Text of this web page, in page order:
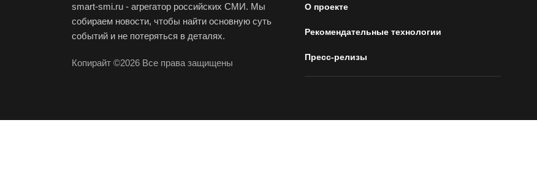
smart-smi.ru - агрегатор российских СМИ. Мы
собираем новости, чтобы найти основную суть
событий и не потеряться в деталях.
Копирайт ©2026 Все права защищены
О проекте
Рекомендательные технологии
Пресс-релизы